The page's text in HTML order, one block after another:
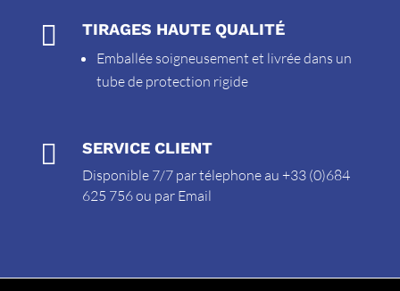
 TIRAGES HAUTE QUALITÉ
Emballée soigneusement et livrée dans un
tube de protection rigide
 SERVICE CLIENT
Disponible 7/7 par télephone au +33 (0)684
625 756 ou par Email